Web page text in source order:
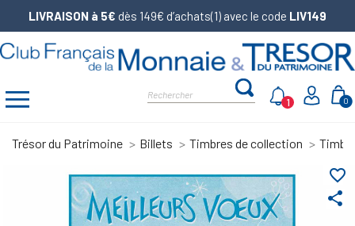
LIVRAISON à 5€ dès 149€ d’achats(1) avec le code LIV149
0
1
Trésor du Patrimoine Billets Timbres de collection
share
favorite_border